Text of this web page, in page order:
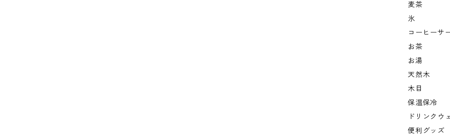
麦茶
氷
コーヒーサ
お茶
お湯
天然木
木目
保温保冷
ドリンクウ
便利グッズ